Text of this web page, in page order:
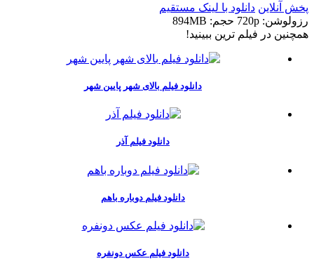
پخش آنلاین دانلود با لينک مستقيم
رزولوشن: 720p
حجم: 894MB
همچنين در فيلم ترين ببينيد!
دانلود فیلم بالای شهر پایین شهر
دانلود فیلم آذر
دانلود فیلم دوباره باهم
دانلود فیلم عکس دونفره